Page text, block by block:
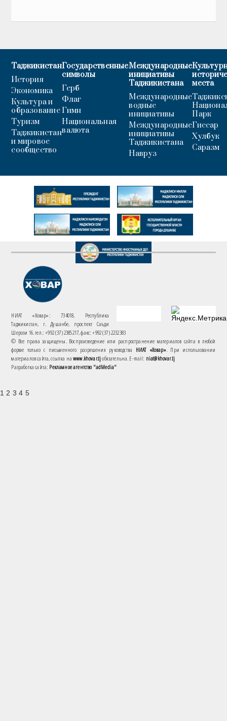
Таджикистан
История
Экономика
Культура и
образование
Туризм
Таджикистан
и мировое
сообщество
Государственные
символы
Герб
Флаг
Гимн
Национальная
валюта
Международные
инициативы
Таджикистана
Международные
водные
инициативы
Международные
инициативы
Таджикистана
Навруз
места
Парк
Гиссар
Хулбук
Саразм
НИАТ «Ховар»: 734018, Республика
Таджикистан, г. Душанбе, проспект Саъди
Шерози 16. тел.: +992 (37) 2385217, факс: +992 (37) 2232383
© Все права защищены. Воспроизведение или распространение материалов сайта в любой
форме только с письменного разрешения руководства НИАТ «Ховар». При использовании
материалов сайта, ссылка наwww.khovar.tjобязательна. E-mail: niat@khovar.tj
Разработка сайта: Рекламное агентство "adMedia"
1 2 3 4 5